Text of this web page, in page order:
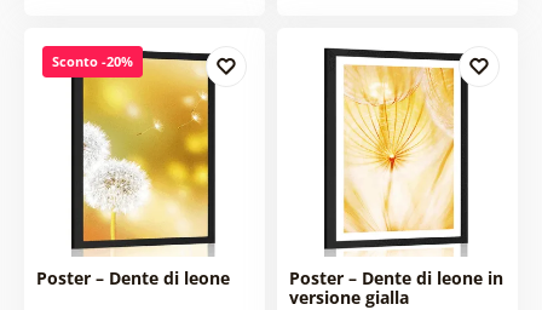
Sconto -20%
Poster – Dente di leone
Poster – Dente di leone in
versione gialla